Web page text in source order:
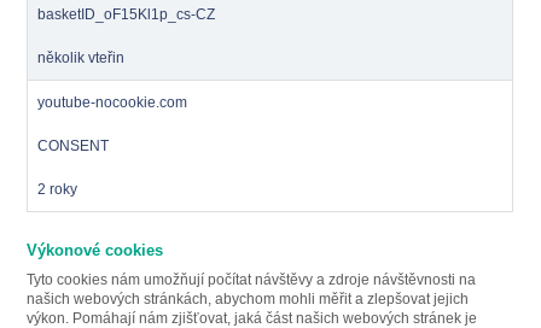
basketID_oF15Kl1p_cs-CZ
několik vteřin
youtube-nocookie.com
CONSENT
2 roky
Výkonové cookies
Tyto cookies nám umožňují počítat návštěvy a zdroje návštěvnosti na
našich webových stránkách, abychom mohli měřit a zlepšovat jejich
výkon. Pomáhají nám zjišťovat, jaká část našich webových stránek je